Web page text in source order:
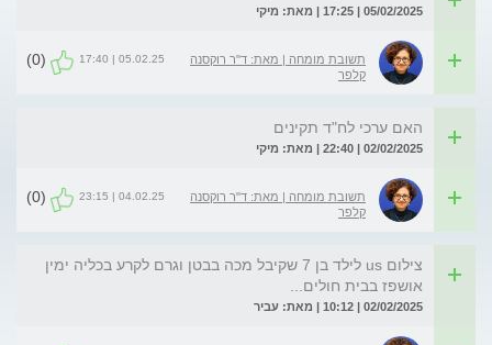
05/02/2025 | 17:25 | מאת: מיקי
תשובת מומחה | מאת: ד"ר רוקסנה
קלפר
05.02.25 | 17:40
(0)
האם ערכי לח"ד תקינים
02/02/2025 | 22:40 | מאת: מיקי
תשובת מומחה | מאת: ד"ר רוקסנה
קלפר
04.02.25 | 23:15
(0)
צילום us לילד בן 7 שקיבל מכה בבטן וגרם לקרע בכליה ימין
אושפז בבית חולים...
02/02/2025 | 10:12 | מאת: עביר